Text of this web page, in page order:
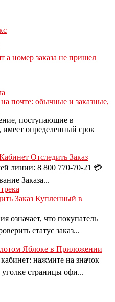
а номер заказа не пришел
почте: обычные и заказные,
поступающие в
определенный срок
Отследить Заказ
линии: 8 800 770-70-21 💳
Заказа...
Заказ Купленный в
означает, что покупатель
статус заказ...
Яблоке в Приложении
нажмите на значок
страницы офи...